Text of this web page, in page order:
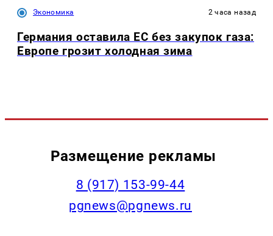
Экономика 2 часа назад
Германия оставила ЕС без закупок газа:
Европе грозит холодная зима
Размещение рекламы
‭8 (917) 153-99-44
pgnews@pgnews.ru